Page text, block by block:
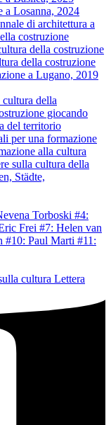
a Losanna, 2024
di architettura a
costruzione
della costruzione
della costruzione
a Lugano, 2019
della
giocando
del territorio
per una formazione
alla cultura
sulla cultura della
Städte,
Torboski #4:
Frei #7: Helen van
#10: Paul Marti #11:
cultura Lettera